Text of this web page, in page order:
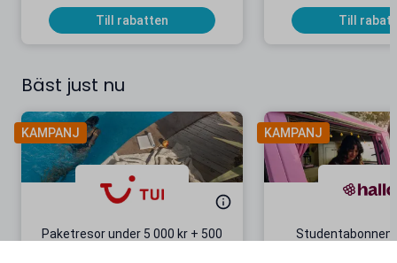
Till rabatten Till
Bäst just nu
KAMPANJ
Paketresor under 5 000 kr + 500
KAMPANJ